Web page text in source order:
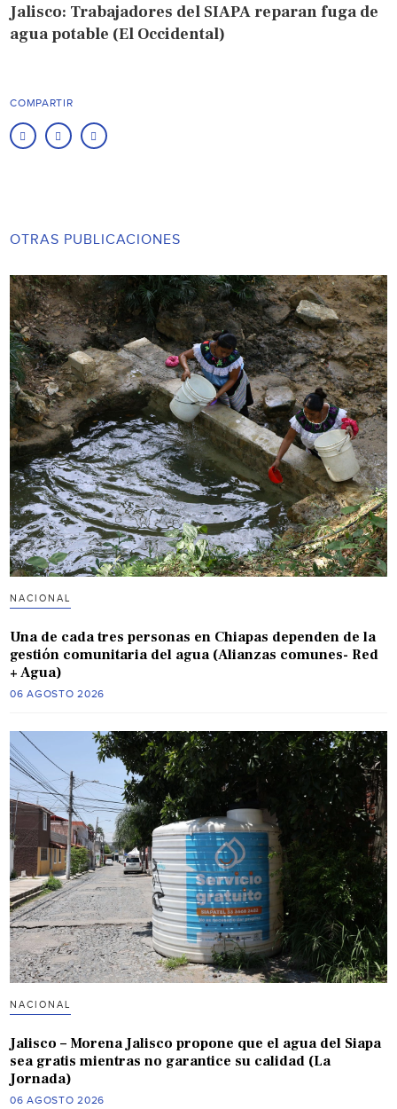
Jalisco: Trabajadores del SIAPA reparan fuga de
agua potable (El Occidental)
COMPARTIR
OTRAS PUBLICACIONES
NACIONAL
Una de cada tres personas en Chiapas dependen de la
gestión comunitaria del agua (Alianzas comunes- Red
+ Agua)
06 AGOSTO 2026
NACIONAL
Jalisco – Morena Jalisco propone que el agua del Siapa
sea gratis mientras no garantice su calidad (La
Jornada)
06 AGOSTO 2026